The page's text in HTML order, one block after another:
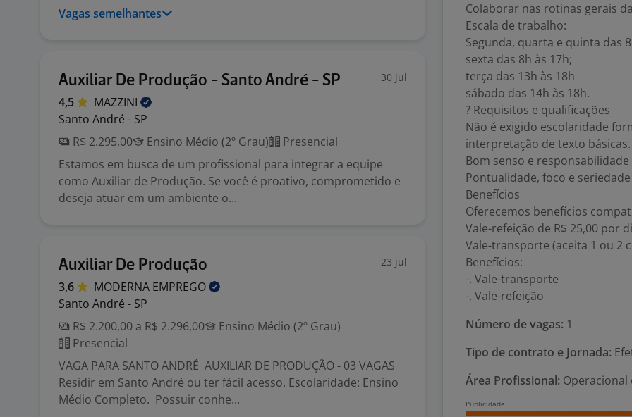
Vagas semelhantes
Auxiliar De Produção - Santo André - SP 30 jul
4,5
MAZZINI
Santo André - SP
R$ 2.295,00
Ensino Médio (2º Grau)
Presencial
Estamos em busca de um profissional para integrar a equipe
como Auxiliar de Produção. Se você é proativo, comprometido e
deseja atuar em um ambiente o...
Auxiliar De Produção 23 jul
3,6 MODERNA EMPREGO
Santo André - SP
R$ 2.200,00 a R$ 2.296,00
Ensino Médio (2º Grau)
Presencial
VAGA PARA SANTO ANDRÉ AUXILIAR DE PRODUÇÃO - 03 VAGAS
Residir em Santo André ou ter fácil acesso. Escolaridade: Ensino
Médio Completo. Possuir conhe...
Colaborar nas rotinas gerais
Escala de trabalho:
Segunda, quarta e quinta das
sexta das 8h às 17h;
terça das 13h às 18h
sábado das 14h às 18h.
? Requisitos e qualificações
Não é exigido escolaridade
interpretação de texto básicas.
Bom senso e
Pontualidade, foco e
Benefícios
Oferecemos benefícios
Vale-refeição de R$ 25,00 por
Vale-transporte (aceita 1 ou 2
Benefícios:
-. Vale-transporte
-. Vale-refeição
Número de vagas: 1
Tipo de contrato e Jornada:
Área Profissional: Operacional